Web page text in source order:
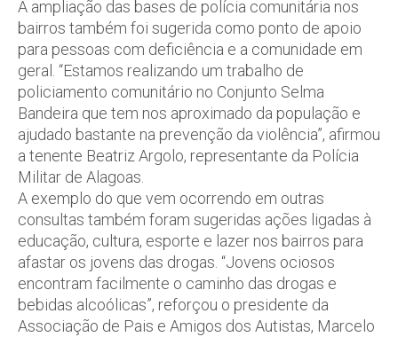
A ampliação das bases de polícia comunitária nos
bairros também foi sugerida como ponto de apoio
para pessoas com deficiência e a comunidade em
geral. “Estamos realizando um trabalho de
policiamento comunitário no Conjunto Selma
Bandeira que tem nos aproximado da população e
ajudado bastante na prevenção da violência”, afirmou
a tenente Beatriz Argolo, representante da Polícia
Militar de Alagoas.
A exemplo do que vem ocorrendo em outras
consultas também foram sugeridas ações ligadas à
educação, cultura, esporte e lazer nos bairros para
afastar os jovens das drogas. “Jovens ociosos
encontram facilmente o caminho das drogas e
bebidas alcoólicas”, reforçou o presidente da
Associação de Pais e Amigos dos Autistas, Marcelo